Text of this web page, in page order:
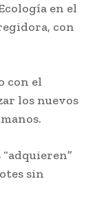
en el
con
con el
los nuevos
sin